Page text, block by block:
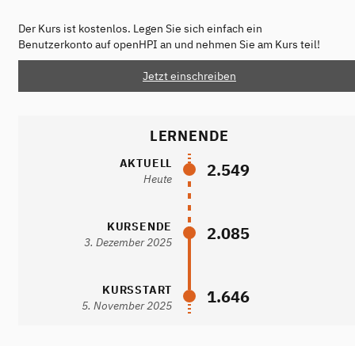
Der Kurs ist kostenlos. Legen Sie sich einfach ein
Benutzerkonto auf openHPI an und nehmen Sie am Kurs teil!
Jetzt einschreiben
LERNENDE
AKTUELL
Heute
2.549
KURSENDE
3. Dezember 2025
2.085
KURSSTART
5. November 2025
1.646